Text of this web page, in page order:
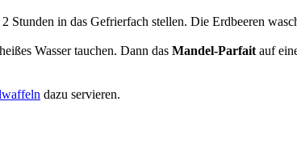
in das Gefrierfach stellen. Die Erdbeeren
Wasser tauchen. Dann das Mandel-Parfait auf
dazu servieren.